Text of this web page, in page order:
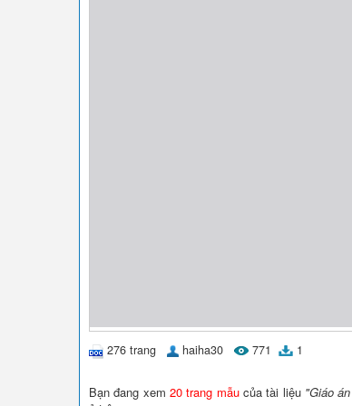
276 trang haiha30 771 1
Bạn đang xem20 trang mẫucủa tài liệu "Giáo